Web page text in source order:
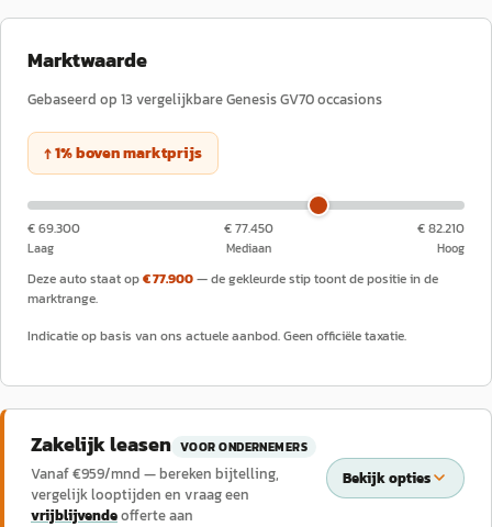
Marktwaarde
Gebaseerd op 13 vergelijkbareGenesisGV70occasions
↑1%bovenmarktprijs
€ 69.300
Laag
€ 77.450
Mediaan
€ 82.210
Hoog
Deze auto staat op€ 77.900— de gekleurde stip toont de positie in de
marktrange.
Indicatie op basis van ons actuele aanbod. Geen officiële taxatie.
Zakelijk leasen VOOR ONDERNEMERS
Vanaf €959/mnd — bereken bijtelling,
vergelijk looptijden en vraag een
vrijblijvendeofferte aan
Bekijk opties